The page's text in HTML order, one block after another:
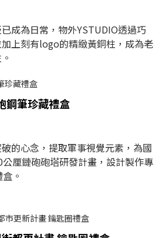
成為日常，物外YSTUDIO透過巧
上刻有logo的精緻黃銅柱，成為老
鋼筆珍藏禮盒
的心念，提取軍事視覺元素，為國
厘鏈砲砲塔研發計畫，設計製作專
。